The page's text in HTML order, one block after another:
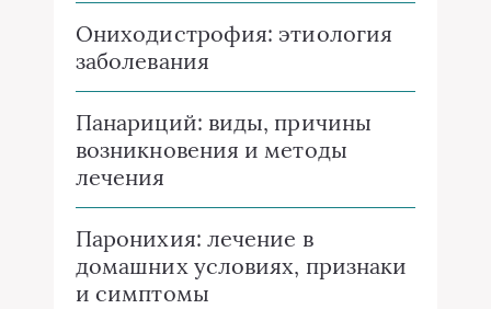
Ониходистрофия: этиология
заболевания
Панариций: виды, причины
возникновения и методы
лечения
Паронихия: лечение в
домашних условиях, признаки
и симптомы